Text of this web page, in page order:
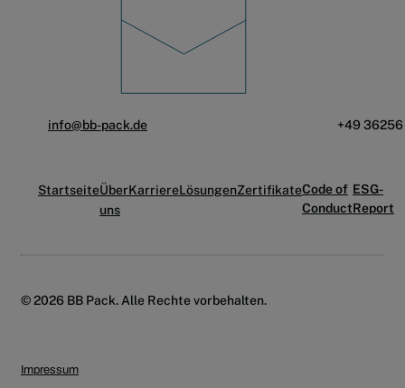
info@bb-pack.de +49
StartseiteÜber
uns
KarriereLösungenZertifikateCode of
Conduct
ESG-
Report
© 2026 BB Pack. Alle Rechte vorbehalten.
Impressum